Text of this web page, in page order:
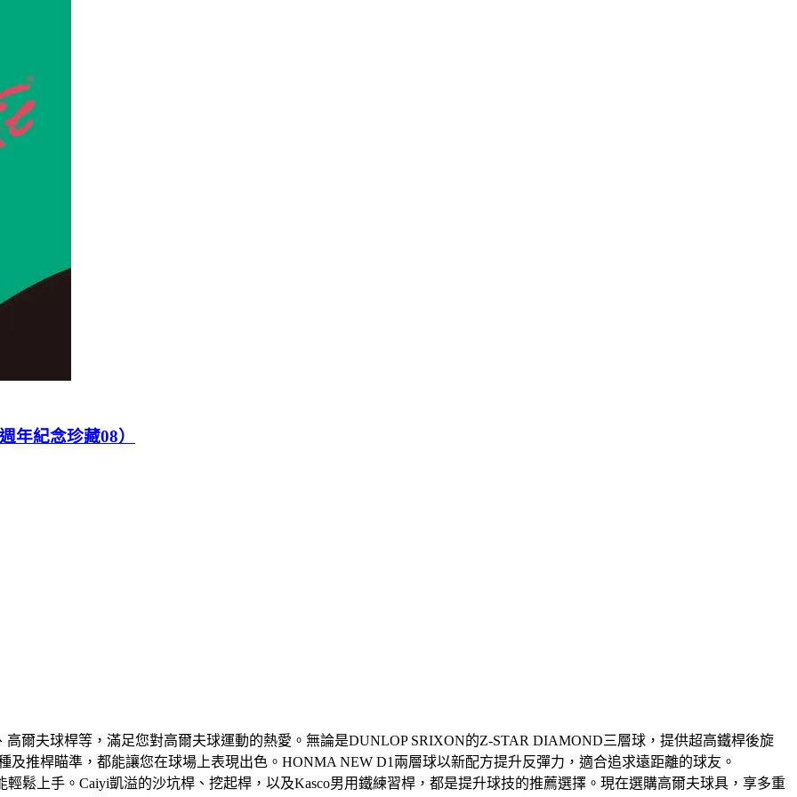
年紀念珍藏08）
爾夫球桿等，滿足您對高爾夫球運動的熱愛。無論是DUNLOP SRIXON的Z-STAR DIAMOND三層球，提供超高鐵桿後旋
及推桿瞄準，都能讓您在球場上表現出色。HONMA NEW D1兩層球以新配方提升反彈力，適合追求遠距離的球友。
鬆上手。Caiyi凱溢的沙坑桿、挖起桿，以及Kasco男用鐵練習桿，都是提升球技的推薦選擇。現在選購高爾夫球具，享多重